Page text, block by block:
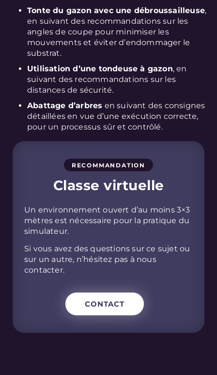
RECOMMANDATION
Classe virtuelle
Un environnement ouvert d’au moins 3×3
mètres est nécessaire pour la pratique du
simulateur.
Si vous avez des questions sur ce sujet ou
sur un autre, n’hésitez pas à nous
contacter.
CONTACT
Tonte du gazon avec une débroussailleuse,
en suivant des recommandations sur les
angles de coupe pour minimiser les
mouvements et éviter d’endommager le
substrat.
Utilisation d’une tondeuse à gazon, en
suivant des recommandations sur les
distances de sécurité.
Abattage d’arbres en suivant des consignes
détaillées en vue d’une exécution correcte,
pour un processus sûr et contrôlé.